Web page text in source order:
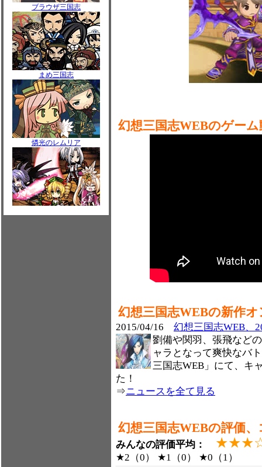
ブラウザ三国志
まめ三国志
燐光のレムリア
幻想三国志WEBのゲーム
幻想三国志WEBの新作
2015/04/16 幻想三国志WEB、
劉備や関羽、張飛など
ャラとなって爽快なバ
三国志WEB」にて、キ
た！
⇒ニュースを全て見る
幻想三国志WEBの評価
みんなの評価平均：
★2（0） ★1（0） ★0（1）